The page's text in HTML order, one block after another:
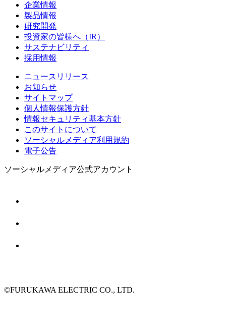
企業情報
製品情報
研究開発
投資家の皆様へ（IR）
サステナビリティ
採用情報
ニュースリリース
お知らせ
サイトマップ
個人情報保護方針
情報セキュリティ基本方針
このサイトについて
ソーシャルメディア利用規約
電子公告
ソーシャルメディア公式アカウント
©FURUKAWA ELECTRIC CO., LTD.